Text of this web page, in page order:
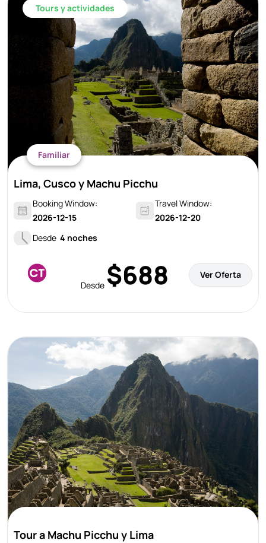
Tours y actividades
Familiar
Lima, Cusco y Machu Picchu
Booking Window:
2026-12-15
Travel Window:
2026-12-20
Desde 4 noches
Desde $688 Ver Oferta
Tour a Machu Picchu y Lima